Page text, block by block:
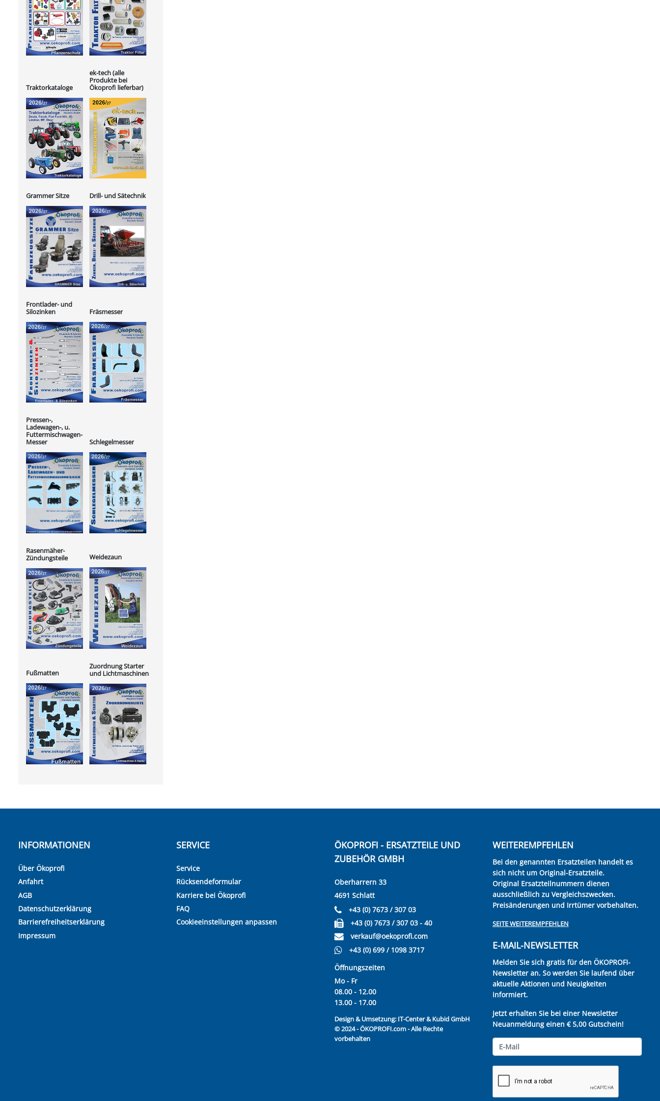
Traktorkataloge
ek-tech (alle
Produkte bei
Ökoprofi lieferbar)
Grammer Sitze Drill- und Sätechnik
Frontlader- und
Silozinken
Fräsmesser
Pressen-,
Ladewagen-, u.
Futtermischwagen-
Messer
Schlegelmesser
Rasenmäher-
Zündungsteile
Weidezaun
Fußmatten
Zuordnung Starter
und Lichtmaschinen
INFORMATIONEN
Über Ökoprofi
Anfahrt
AGB
Datenschutzerklärung
Barrierefreiheitserklärung
Impressum
SERVICE
Service
Rücksendeformular
Karriere bei Ökoprofi
FAQ
Cookieeinstellungen anpassen
ÖKOPROFI - ERSATZTEILE UND
ZUBEHÖR GMBH
Oberharrern 33
4691 Schlatt
+43 (0) 7673 / 307 03
+43 (0) 7673 / 307 03 - 40
verkauf@oekoprofi.com
+43 (0) 699 / 1098 3717
Öffnungszeiten
Mo - Fr
08.00 - 12.00
13.00 - 17.00
Design & Umsetzung: IT-Center & Kubid GmbH
© 2024 - ÖKOPROFI.com - Alle Rechte
vorbehalten
WEITEREMPFEHLEN
Bei den genannten Ersatzteilen handelt es
sich nicht um Original-Ersatzteile.
Original Ersatzteilnummern dienen
ausschließlich zu Vergleichszwecken.
Preisänderungen und Irrtümer vorbehalten.
SEITE WEITEREMPFEHLEN
E-MAIL-NEWSLETTER
Melden Sie sich gratis für den ÖKOPROFI-
Newsletter an. So werden Sie laufend über
aktuelle Aktionen und Neuigkeiten
informiert.
Jetzt erhalten Sie bei einer Newsletter
Neuanmeldung einen € 5,00 Gutschein!